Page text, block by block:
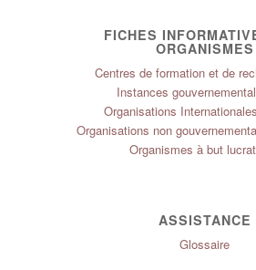
FICHES
ORGANISMES
Centres de formation et de
Instances
Organisations
Organisations non
Organismes à but
ASSISTANCE
Glossaire